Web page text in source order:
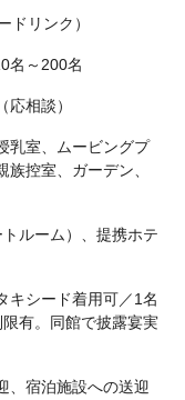
ドリンク）
名～200名
相談）
乳室、ムービングプ
族控室、ガーデン、
ルーム）、提携ホテ
キシード着用可／1名
有。同館で披露宴実
、宿泊施設への送迎